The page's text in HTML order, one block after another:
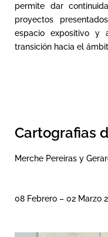
permite dar
proyectos
espacio expositivo y
transición hacia el
Cartografias
Merche Pereiras y
08 Febrero – 02 Marzo